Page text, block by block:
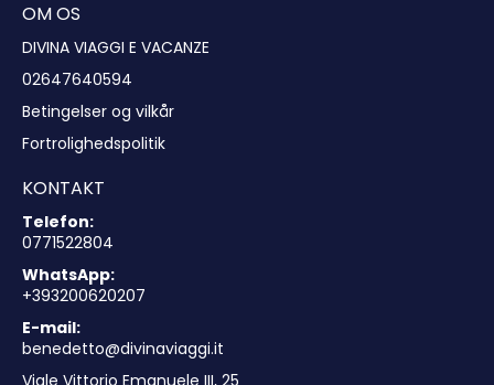
OM OS
DIVINA VIAGGI E VACANZE
02647640594
Betingelser og vilkår
Fortrolighedspolitik
KONTAKT
Telefon:
0771522804
WhatsApp:
+393200620207
E-mail:
benedetto@divinaviaggi.it
Viale Vittorio Emanuele III, 25